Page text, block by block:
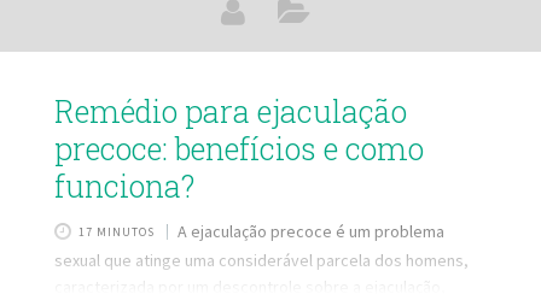
Remédio para ejaculação
precoce: benefícios e como
funciona?
17 MINUTOS
A ejaculação precoce é um problema
sexual que atinge uma considerável parcela dos homens,
caracterizada por um descontrole sobre a ejaculação,